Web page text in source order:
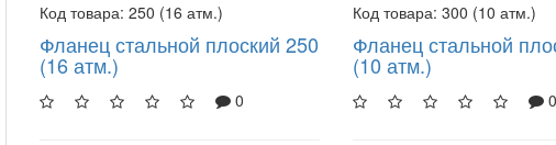
Код товара: 250 (16 атм.)
Фланец стальной плоский 250
(16 атм.)
0
Код товара: 300 (10 атм.)
Фланец стальной
(10 атм.)
0